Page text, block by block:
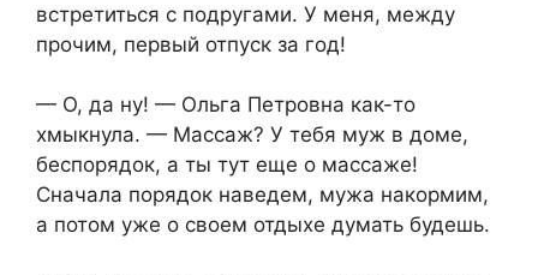
встретиться с подругами. У меня, между
прочим, первый отпуск за год!
— О, да ну! — Ольга Петровна как-то
хмыкнула. — Массаж? У тебя муж в доме,
беспорядок, а ты тут еще о массаже!
Сначала порядок наведем, мужа накормим,
а потом уже о своем отдыхе думать будешь.